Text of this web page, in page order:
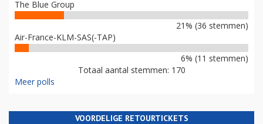
The Blue Group
21% (36 stemmen)
Air-France-KLM-SAS(-TAP)
6% (11 stemmen)
Totaal aantal stemmen: 170
Meer polls
VOORDELIGE RETOURTICKETS